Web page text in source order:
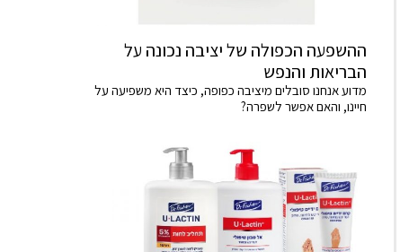
ההשפעה הכפולה של יציבה נכונה על
הבריאות והנפש
מדוע אנחנו סובלים מיציבה כפופה, כיצד היא משפיעה על
חיינו, והאם אפשר לשפרה?